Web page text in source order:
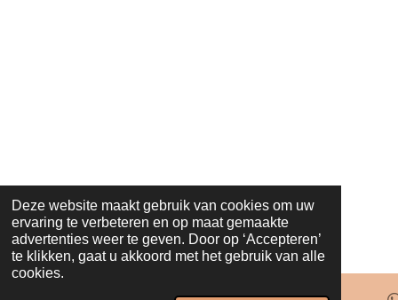
Deze website maakt gebruik van cookies om uw
ervaring te verbeteren en op maat gemaakte
advertenties weer te geven. Door op ‘Accepteren’
te klikken, gaat u akkoord met het gebruik van alle
cookies.